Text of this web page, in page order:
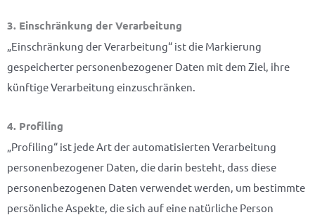
3. Einschränkung der Verarbeitung
„Einschränkung der Verarbeitung“ ist die Markierung
gespeicherter personenbezogener Daten mit dem Ziel, ihre
künftige Verarbeitung einzuschränken.
4. Profiling
„Profiling“ ist jede Art der automatisierten Verarbeitung
personenbezogener Daten, die darin besteht, dass diese
personenbezogenen Daten verwendet werden, um bestimmte
persönliche Aspekte, die sich auf eine natürliche Person